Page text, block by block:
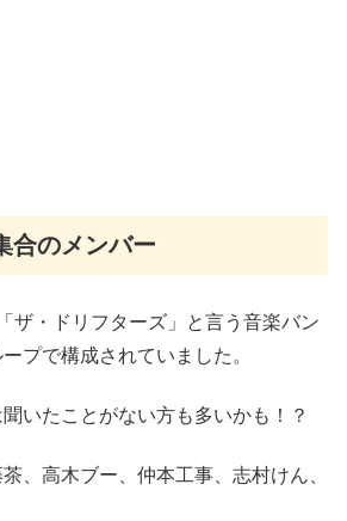
合のメンバー
ザ・ドリフターズ」と言う音楽バン
プで構成されていました。
いたことがない方も多いかも！？
、高木ブー、仲本工事、志村けん、